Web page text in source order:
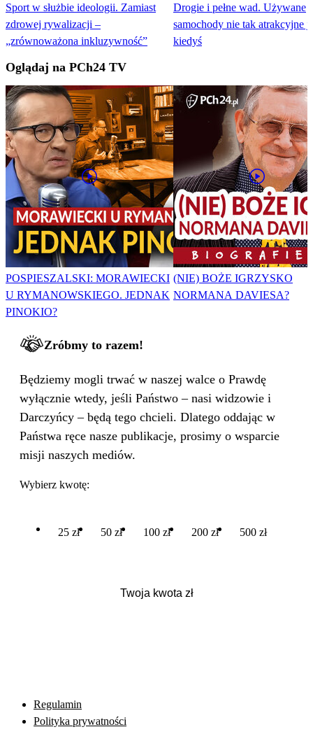
Sport w służbie ideologii. Zamiast
zdrowej rywalizacji –
„zrównoważona inkluzywność”
Drogie i pełne wad. Używane
samochody nie tak atrakcyjne
kiedyś
Oglądaj na PCh24 TV
POSPIESZALSKI: MORAWIECKI
U RYMANOWSKIEGO. JEDNAK
PINOKIO?
(NIE) BOŻE IGRZYSKO
NORMANA DAVIESA?
Zróbmy to razem!
Będziemy mogli trwać w naszej walce o Prawdę
wyłącznie wtedy, jeśli Państwo – nasi widzowie i
Darczyńcy – będą tego chcieli. Dlatego oddając w
Państwa ręce nasze publikacje, prosimy o wsparcie
misji naszych mediów.
Wybierz kwotę:
25 zł 50 zł 100 zł 200 zł 500 zł
Regulamin
Polityka prywatności